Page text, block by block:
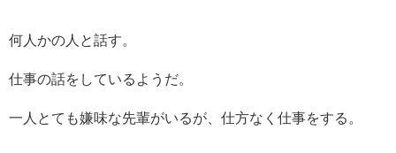
何人かの人と話す。
仕事の話をしているようだ。
一人とても嫌味な先輩がいるが、仕方なく仕事をする。